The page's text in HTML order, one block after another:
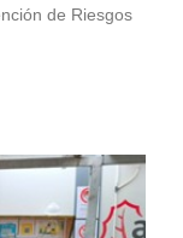
de Riesgos